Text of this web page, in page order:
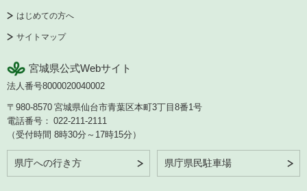
はじめての方へ
サイトマップ
宮城県公式Webサイト
法人番号8000020040002
〒980-8570 宮城県仙台市青葉区本町3丁目8番1号
電話番号： 022-211-2111
（受付時間 8時30分～17時15分）
県庁への行き方 県庁県民駐車場